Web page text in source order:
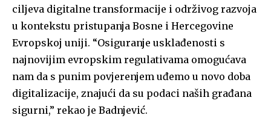
ciljeva digitalne transformacije i održivog razvoja
u kontekstu pristupanja Bosne i Hercegovine
Evropskoj uniji. “Osiguranje usklađenosti s
najnovijim evropskim regulativama omogućava
nam da s punim povjerenjem uđemo u novo doba
digitalizacije, znajući da su podaci naših građana
sigurni,” rekao je Badnjević.